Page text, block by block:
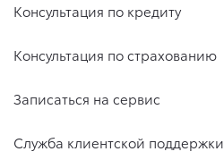
Консультация по кредиту
Консультация по страхованию
Записаться на сервис
Служба клиентской поддержки